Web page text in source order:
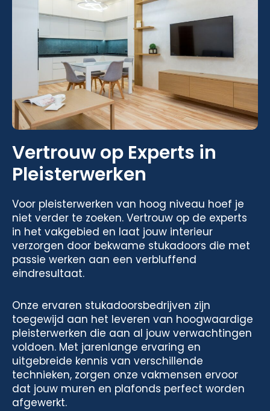
Vertrouw op Experts in
Pleisterwerken
Voor pleisterwerken van hoog niveau hoef je
niet verder te zoeken. Vertrouw op de experts
in het vakgebied en laat jouw interieur
verzorgen door bekwame stukadoors die met
passie werken aan een verbluffend
eindresultaat.
Onze ervaren stukadoorsbedrijven zijn
toegewijd aan het leveren van hoogwaardige
pleisterwerken die aan al jouw verwachtingen
voldoen. Met jarenlange ervaring en
uitgebreide kennis van verschillende
technieken, zorgen onze vakmensen ervoor
dat jouw muren en plafonds perfect worden
afgewerkt.